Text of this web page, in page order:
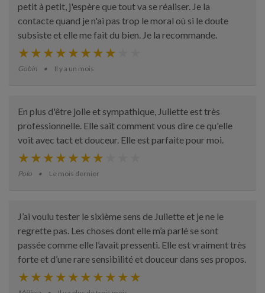
petit à petit, j'espère que tout va se réaliser. Je la
contacte quand je n'ai pas trop le moral où si le doute
subsiste et elle me fait du bien. Je la recommande.
Gobin Il y a un mois
En plus d'être jolie et sympathique, Juliette est très
professionnelle. Elle sait comment vous dire ce qu'elle
voit avec tact et douceur. Elle est parfaite pour moi.
Polo Le mois dernier
J’ai voulu tester le sixième sens de Juliette et je ne le
regrette pas. Les choses dont elle m’a parlé se sont
passée comme elle l’avait pressenti. Elle est vraiment très
forte et d’une rare sensibilité et douceur dans ses propos.